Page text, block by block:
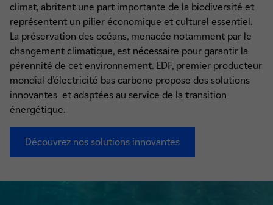
climat, abritent une part importante de la biodiversité et
représentent un pilier économique et culturel essentiel.
La préservation des océans, menacée notamment par le
changement climatique, est nécessaire pour garantir la
pérennité de cet environnement. EDF, premier producteur
mondial d’électricité bas carbone propose des solutions
innovantes et adaptées au service de la transition
énergétique.
Découvrez nos solutions innovantes